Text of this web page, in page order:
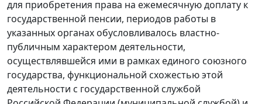
для приобретения права на ежемесячную доплату к
государственной пенсии, периодов работы в
указанных органах обусловливалось властно-
публичным характером деятельности,
осуществлявшейся ими в рамках единого союзного
государства, функциональной схожестью этой
деятельности с государственной службой